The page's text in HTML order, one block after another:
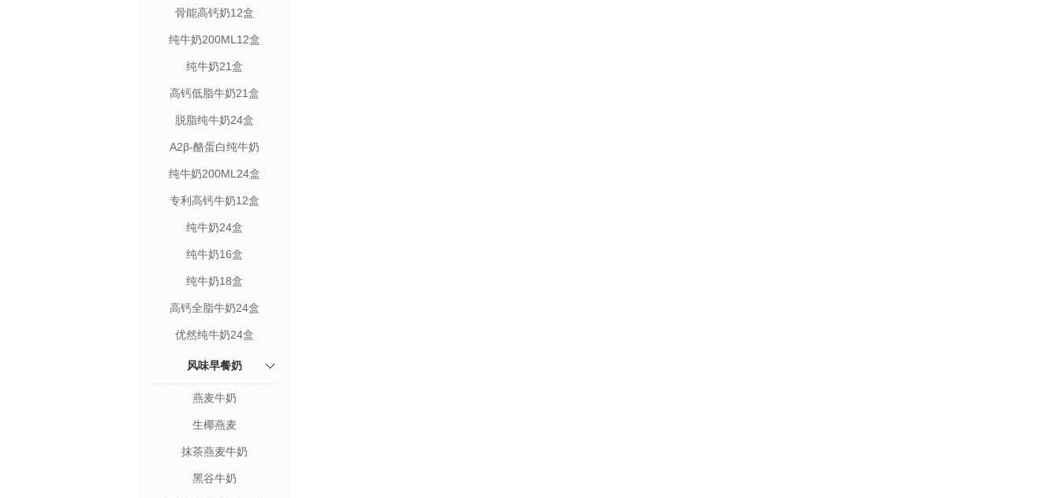
骨能高钙奶12盒
纯牛奶200ML12盒
纯牛奶21盒
高钙低脂牛奶21盒
脱脂纯牛奶24盒
A2β-酪蛋白纯牛奶
200ML24盒
纯牛奶200ML24盒
专利高钙牛奶12盒
纯牛奶24盒
纯牛奶16盒
纯牛奶18盒
高钙全脂牛奶24盒
优然纯牛奶24盒
风味早餐奶
燕麦牛奶
生椰燕麦
抹茶燕麦牛奶
黑谷牛奶